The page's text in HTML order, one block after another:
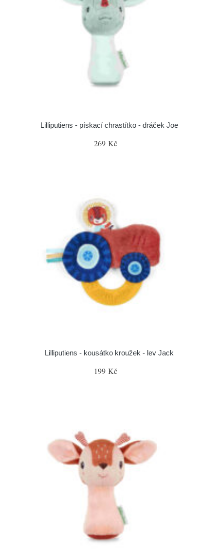
Lilliputiens - pískací chrastítko - dráček Joe
269 Kč
Lilliputiens - kousátko kroužek - lev Jack
199 Kč